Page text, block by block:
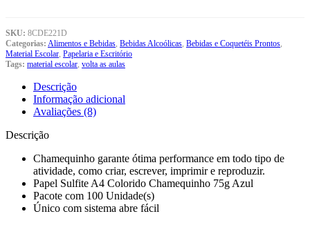
SKU: 8CDE221D
Categorias: Alimentos e Bebidas, Bebidas Alcoólicas, Bebidas e Coquetéis Prontos,
Material Escolar, Papelaria e Escritório
Tags: material escolar, volta as aulas
Descrição
Informação adicional
Avaliações (8)
Descrição
Chamequinho garante ótima performance em todo tipo de
atividade, como criar, escrever, imprimir e reproduzir.
Papel Sulfite A4 Colorido Chamequinho 75g Azul
Pacote com 100 Unidade(s)
Único com sistema abre fácil